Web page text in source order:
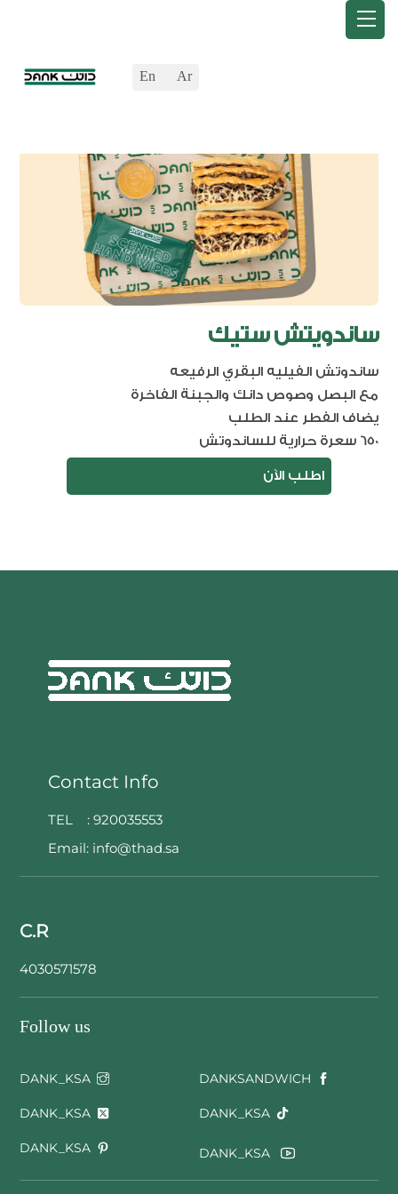
Skip
Menu
Ar
En
ساندويتش ستيك
ساندوتش الفيليه البقري الرفيعه
مع البصل وصوص دانك والجبنة الفاخرة
يضاف الفطر عند الطلب
650 سعرة حرارية للساندوتش
اطلب الآن
Follow us
DANKSANDWICH
DANK_KSA
DANK_KSA
DANK_KSA
DANK_KSA
DANK_KSA
C.R
4030571578
Contact Info
TEL :920035553
Email: info@thad.sa